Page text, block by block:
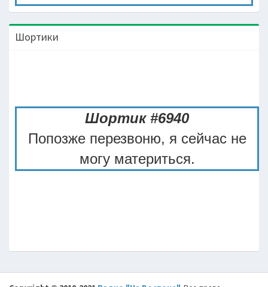
Шортики
Шортик #6940
Попозже перезвоню, я сейчас не
могу материться.